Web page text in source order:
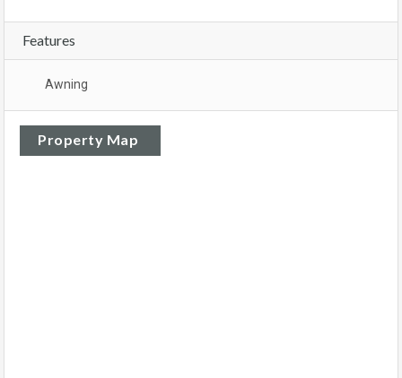
Features
Awning
Property Map